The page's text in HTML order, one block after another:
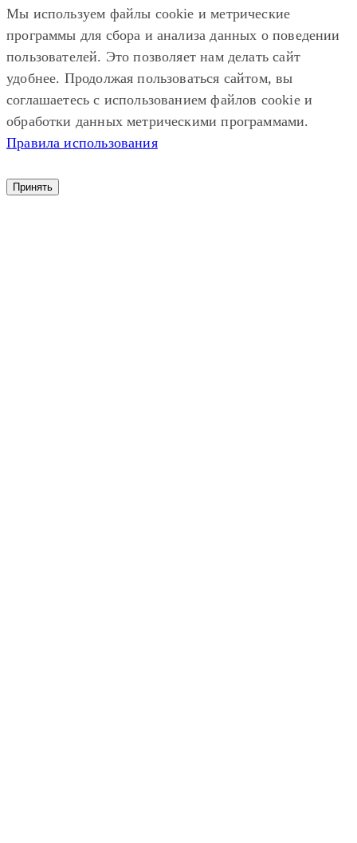
Мы используем файлы cookie и метрические
программы для сбора и анализа данных о поведении
пользователей. Это позволяет нам делать сайт
удобнее. Продолжая пользоваться сайтом, вы
соглашаетесь с использованием файлов cookie и
обработки данных метрическими программами.
Правила использования
Принять